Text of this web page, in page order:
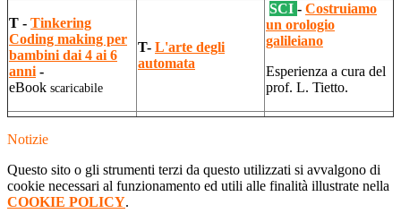
T - Tinkering
Coding making per
bambini dai 4 ai 6
anni -
eBook scaricabile
T- L'arte degli
automata
SCI - Costruiamo
un orologio
galileiano
Esperienza a cura del
prof. L. Tietto.
Notizie
Questo sito o gli strumenti terzi da questo utilizzati si avvalgono di
cookie necessari al funzionamento ed utili alle finalità illustrate nella
COOKIE POLICY.